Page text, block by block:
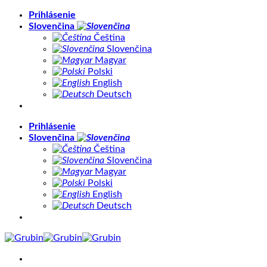
Skip
Prihlásenie
Slovenčina
Čeština
Slovenčina
Magyar
Polski
English
Deutsch
Prihlásenie
Slovenčina
Čeština
Slovenčina
Magyar
Polski
English
Deutsch